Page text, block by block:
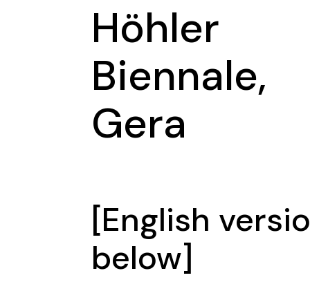
Höhler
Biennale,
Gera
[English
below]